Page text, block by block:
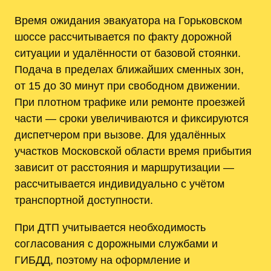
Время ожидания эвакуатора на Горьковском
шоссе рассчитывается по факту дорожной
ситуации и удалённости от базовой стоянки.
Подача в пределах ближайших сменных зон,
от 15 до 30 минут при свободном движении.
При плотном трафике или ремонте проезжей
части — сроки увеличиваются и фиксируются
диспетчером при вызове. Для удалённых
участков Московской области время прибытия
зависит от расстояния и маршрутизации —
рассчитывается индивидуально с учётом
транспортной доступности.
При ДТП учитывается необходимость
согласования с дорожными службами и
ГИБДД, поэтому на оформление и